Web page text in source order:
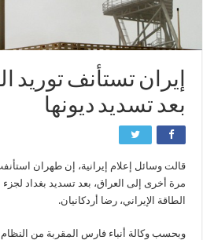
إیران تستأنف توريد
بعد تسديد ديونها
قالت وسائل إعلام إيرانية، إن طهران
مرة أخرى إلى العراق، بعد تسديد بغداد لجزء
الطاقة الإيراني، رضا أردكانيان.
وبحسب وكالة أنباء فارس المقربة من النظام